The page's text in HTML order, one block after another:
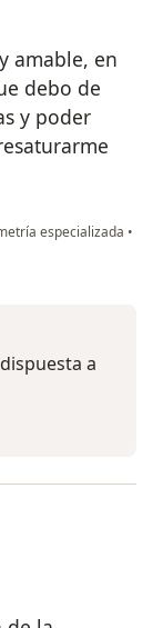
amable, en
debo de
y poder
especializada •
a